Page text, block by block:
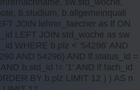
b.studium, b.allgemeinquali
JOIN lehrer_faecher as lf ON
LEFT JOIN std_woche as sw
WHERE b.plz < '54296' AND
AND 54296) AND lf.status_id =
b.std_id != '1' AND lf.fach_id
BY b.plz LIMIT 12 ) ) AS n